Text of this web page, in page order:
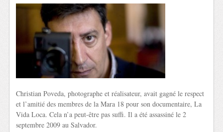
Christian Poveda, photographe et réalisateur, avait gagné le respect
et l’amitié des membres de la Mara 18 pour son documentaire, La
Vida Loca. Cela n’a peut-être pas suffi. Il a été assassiné le 2
septembre 2009 au Salvador.